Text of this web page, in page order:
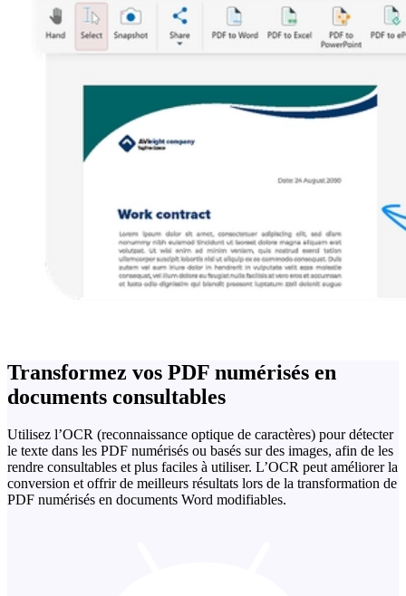
Transformez vos PDF numérisés en
documents consultables
Utilisez l’OCR (reconnaissance optique de caractères) pour détecter
le texte dans les PDF numérisés ou basés sur des images, afin de les
rendre consultables et plus faciles à utiliser. L’OCR peut améliorer la
conversion et offrir de meilleurs résultats lors de la transformation de
PDF numérisés en documents Word modifiables.